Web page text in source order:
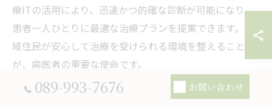
療ITの活用により、迅速かつ的確な診断が可能になり、
患者一人ひとりに最適な治療プランを提案できます。地
域住民が安心して治療を受けられる環境を整えること
が、歯医者の重要な使命です。
愛媛県東温市と伊方町における地域貢献活動
089-993-7676 お問い合わせ